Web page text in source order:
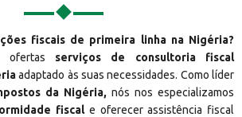
fiscais de primeira linha na Nigéria?
ofertas serviços de consultoria fiscal
adaptado às suas necessidades. Como líder
da Nigéria, nós nos especializamos
fiscale oferecer assistência fiscal